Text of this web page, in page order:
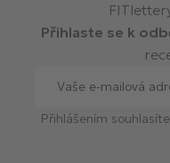
Přihlaste se k
Přihlášením